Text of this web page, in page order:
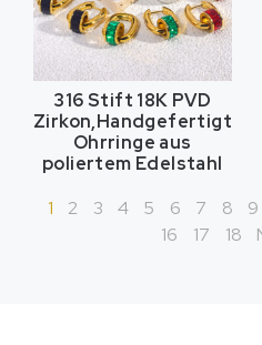
316 Stift 18K PVD
Zirkon,Handgefertigte
Ohrringe aus
poliertem Edelstahl
1
2 3 4 5 6 7 8 9
16
17 18